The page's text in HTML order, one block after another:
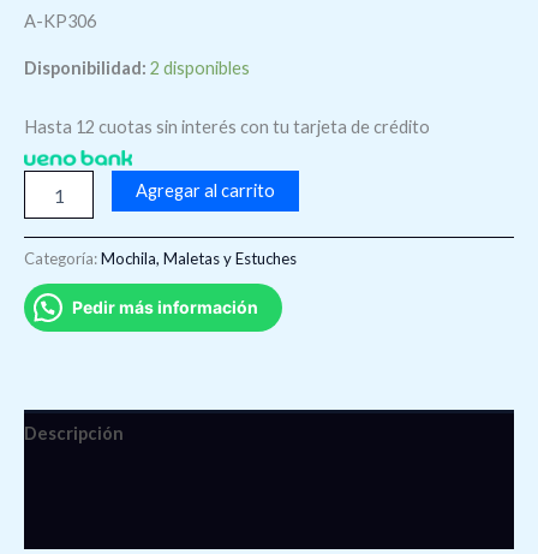
A-KP306
Disponibilidad: 2 disponibles
Hasta 12 cuotas sin interés con tu tarjeta de crédito
Agregar al carrito
Categoría:Mochila, Maletas y Estuches
Pedir más información
Descripción